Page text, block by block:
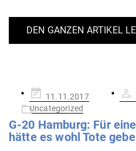
DEN GANZEN ARTIKEL
Gepostet
am
11.11.2017
Uncategorized
G‑20 Hamburg: Für
hätte es wohl Tote